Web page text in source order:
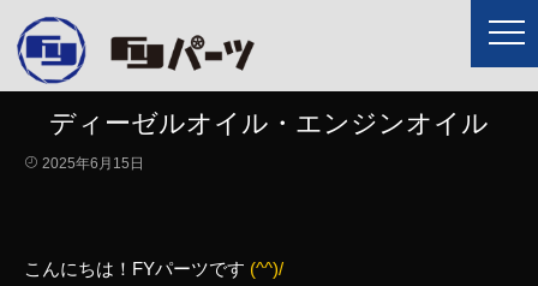
ディーゼルオイル・エンジンオイル
2025年6月15日
こんにちは！FYパーツです (^^)/